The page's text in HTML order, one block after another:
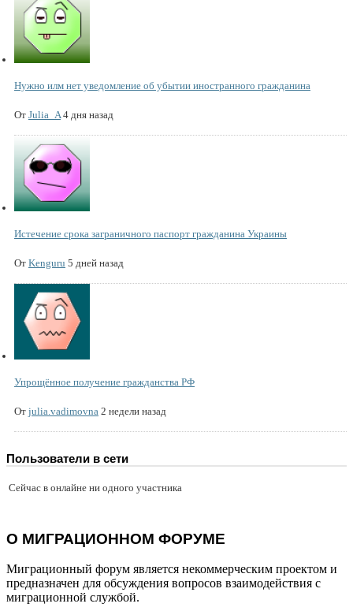
Нужно илм нет уведомление об убытии иностранного гражданина
От Julia_A 4 дня назад
Истечение срока заграничного паспорт гражданина Украины
От Kenguru 5 дней назад
Упрощённое получение гражданства РФ
От julia.vadimovna 2 недели назад
Пользователи в сети
Сейчас в онлайне ни одного участника
О МИГРАЦИОННОМ ФОРУМЕ
Миграционный форум является некоммерческим проектом и
предназначен для обсуждения вопросов взаимодействия с
миграционной службой.